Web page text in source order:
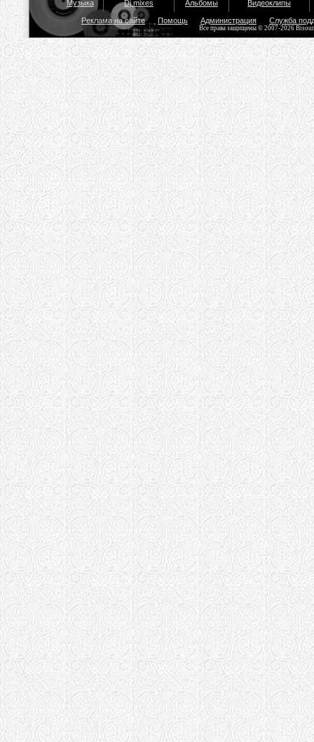
Музыка Dj mixes Альбомы Видеоклипы
Реклама на сайте Помощь Администрация Служба
Все права защищены © 2007-2026